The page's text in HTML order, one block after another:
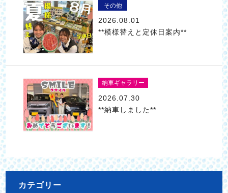
その他
2026.08.01
**模様替えと定休日案内**
納車ギャラリー
2026.07.30
**納車しました**
カテゴリー